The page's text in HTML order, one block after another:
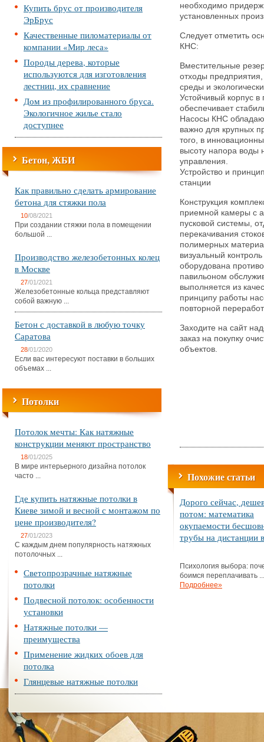
Купить брус от производителя
ЭрБрус
Качественные пиломатериалы от
компании «Мир леса»
Породы дерева, которые
используются для изготовления
лестниц, их сравнение
Дом из профилированного бруса.
Экологичное жилье стало
доступнее
Бетон, ЖБИ
Как правильно сделать армирование
бетона для стяжки пола
10/08/2021
При создании стяжки пола в помещении
большой ...
Производство железобетонных колец
в Москве
27/01/2021
Железобетонные кольца представляют
собой важную ...
Бетон с доставкой в любую точку
Саратова
28/01/2020
Если вас интересуют поставки в больших
объемах ...
Потолки
Потолок мечты: Как натяжные
конструкции меняют пространство
18/01/2025
В мире интерьерного дизайна потолок
часто ...
Где купить натяжные потолки в
Киеве зимой и весной с монтажом по
цене производителя?
27/01/2023
С каждым днем популярность натяжных
потолочных ...
Светопрозрачные натяжные
потолки
Подвесной потолок: особенности
установки
Натяжные потолки —
преимущества
Применение жидких обоев для
потолка
Глянцевые натяжные потолки
необходимо
установленных
Следует отметить
КНС:
Вместительные
отходы
среды и
Устойчивый корпус
обеспечивает
Насосы КНС
важно для крупных
того, в
высоту напора воды
управления.
Устройство и
станции
Конструкция
приемной камеры с
пусковой системы,
перекачивания
полимерных
визуальный
оборудована
павильоном
выполняется из
принципу работы
повторной
Заходите на сайт
заказ на покупку
объектов.
Похожие статьи
Дорого сейчас,
потом: математика
окупаемости
трубы на дистанции
Психология выбора:
боимся переплачивать ...
Подробнее»